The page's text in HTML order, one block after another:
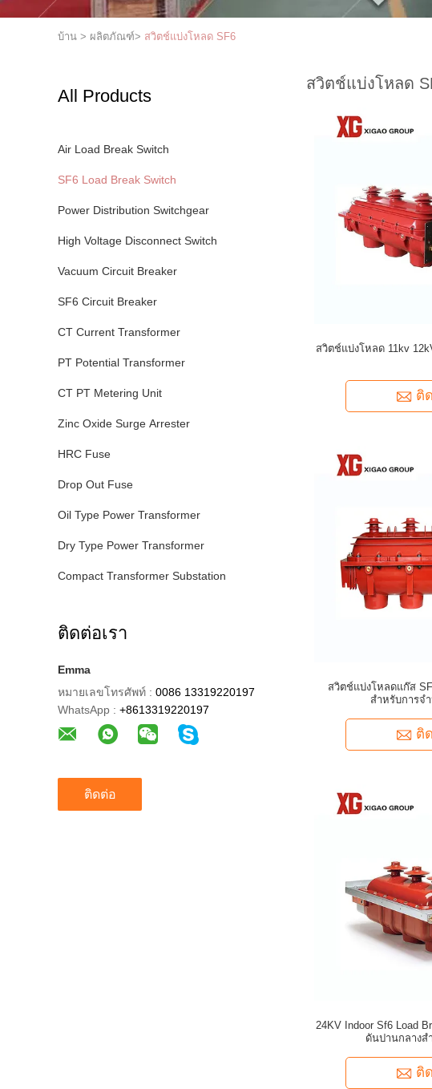
บ้าน > ผลิตภัณฑ์> สวิตช์แบ่งโหลด SF6
All Products
Air Load Break Switch
SF6 Load Break Switch
Power Distribution Switchgear
High Voltage Disconnect Switch
Vacuum Circuit Breaker
SF6 Circuit Breaker
CT Current Transformer
PT Potential Transformer
CT PT Metering Unit
Zinc Oxide Surge Arrester
HRC Fuse
Drop Out Fuse
Oil Type Power Transformer
Dry Type Power Transformer
Compact Transformer Substation
ติดต่อเรา
Emma
หมายเลขโทรศัพท์ : 0086 13319220197
WhatsApp : +8613319220197
ติดต่อ
สวิตช์แบ่งโหลด
สวิตช์แบ่งโหลด 11kv
ติ
สวิตช์แบ่งโหลดแก๊ส
สำหรับการจ
ติ
24KV Indoor Sf6 Load
ดันปานกลางส
ติ